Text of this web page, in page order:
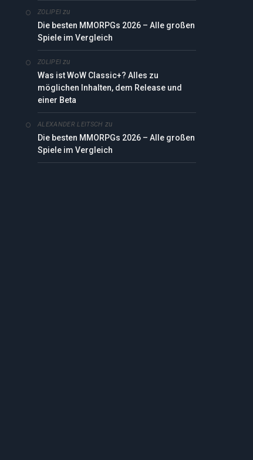
ZOLIPEI zu
Die besten MMORPGs 2026 – Alle großen
Spiele im Vergleich
ZOLIPEI zu
Was ist WoW Classic+? Alles zu
möglichen Inhalten, dem Release und
einer Beta
ALEXANDER LEITSCH zu
Die besten MMORPGs 2026 – Alle großen
Spiele im Vergleich